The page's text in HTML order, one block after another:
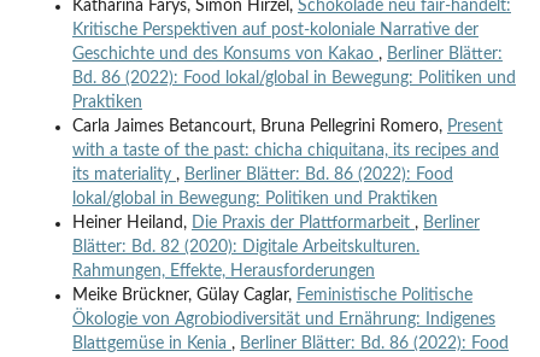
Katharina Farys, Simon Hirzel, Schokolade neu fair-handelt:
Kritische Perspektiven auf post-koloniale Narrative der
Geschichte und des Konsums von Kakao , Berliner Blätter:
Bd. 86 (2022): Food lokal/global in Bewegung: Politiken und
Praktiken
Carla Jaimes Betancourt, Bruna Pellegrini Romero, Present
with a taste of the past: chicha chiquitana, its recipes and
its materiality , Berliner Blätter: Bd. 86 (2022): Food
lokal/global in Bewegung: Politiken und Praktiken
Heiner Heiland, Die Praxis der Plattformarbeit , Berliner
Blätter: Bd. 82 (2020): Digitale Arbeitskulturen.
Rahmungen, Effekte, Herausforderungen
Meike Brückner, Gülay Caglar, Feministische Politische
Ökologie von Agrobiodiversität und Ernährung: Indigenes
Blattgemüse in Kenia , Berliner Blätter: Bd. 86 (2022): Food